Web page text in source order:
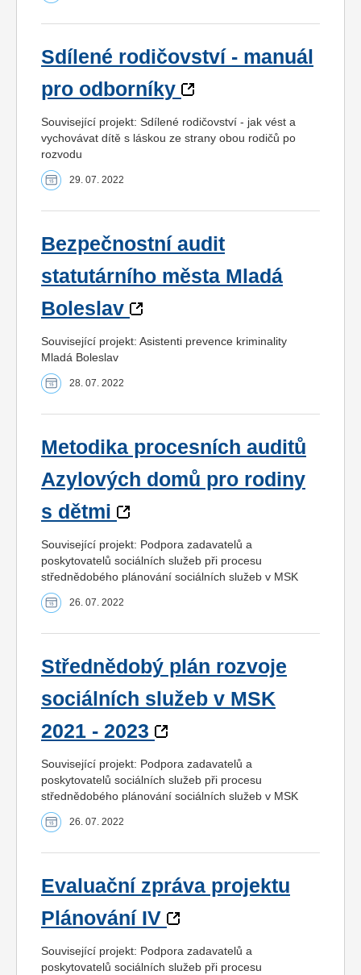
Sdílené rodičovství - manuál
pro odborníky
Související projekt: Sdílené rodičovství - jak vést a
vychovávat dítě s láskou ze strany obou rodičů po
rozvodu
29. 07. 2022
Bezpečnostní audit
statutárního města Mladá
Boleslav
Související projekt: Asistenti prevence kriminality
Mladá Boleslav
28. 07. 2022
Metodika procesních auditů
Azylových domů pro rodiny
s dětmi
Související projekt: Podpora zadavatelů a
poskytovatelů sociálních služeb při procesu
střednědobého plánování sociálních služeb v MSK
26. 07. 2022
Střednědobý plán rozvoje
sociálních služeb v MSK
2021 - 2023
Související projekt: Podpora zadavatelů a
poskytovatelů sociálních služeb při procesu
střednědobého plánování sociálních služeb v MSK
26. 07. 2022
Evaluační zpráva projektu
Plánování IV
Související projekt: Podpora zadavatelů a
poskytovatelů sociálních služeb při procesu